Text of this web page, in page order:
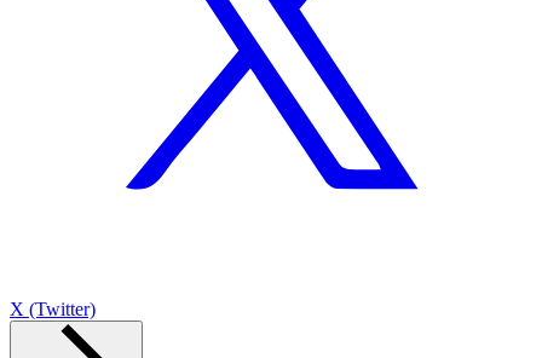
X (Twitter)